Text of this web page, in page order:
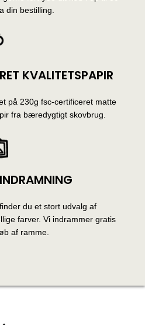
din bestilling.
KVALITETSPAPIR
på 230g fsc-certificeret matte
fra bæredygtigt skovbrug.
du et stort udvalg af
farver. Vi indrammer gratis
af ramme.